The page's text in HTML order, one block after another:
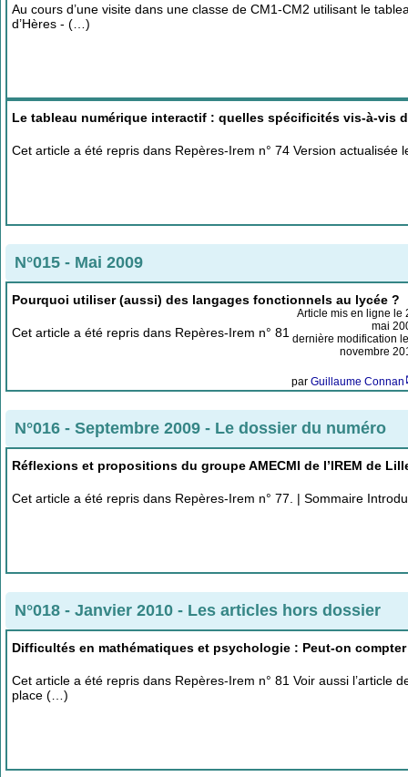
Au cours d’une visite dans une classe de CM1-CM2 utilisant le
d’Hères - (…)
Le tableau numérique interactif : quelles spécificités vis-à-vis
Cet article a été repris dans Repères-Irem n° 74 Version
N°015 - Mai 2009
Pourquoi utiliser (aussi) des langages fonctionnels au lycée ?
Cet article a été repris dans Repères-Irem n° 81
Article mis en ligne le
mai
dernière modification
novembre
par Guillaume Connan
N°016 - Septembre 2009 - Le dossier du numéro
Réflexions et propositions du groupe AMECMI de l’IREM de
Cet article a été repris dans Repères-Irem n° 77. | Sommaire
N°018 - Janvier 2010 - Les articles hors dossier
Difficultés en mathématiques et psychologie : Peut-on
Cet article a été repris dans Repères-Irem n° 81 Voir aussi l’article
place (…)